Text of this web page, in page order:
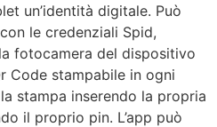
un’identità digitale. Può
le credenziali Spid,
fotocamera del dispositivo
Code stampabile in ogni
stampa inserendo la propria
il proprio pin. L’app può